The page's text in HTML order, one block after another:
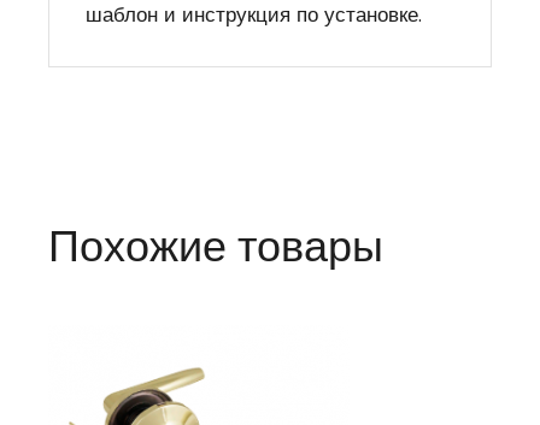
шаблон и инструкция по установке.
Похожие товары